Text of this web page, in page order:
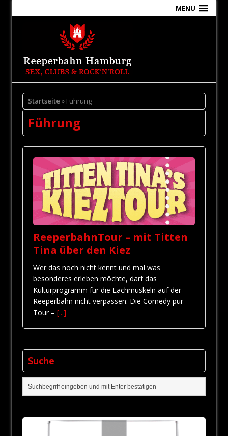
MENU
Startseite » Führung
Führung
ReeperbahnTour – mit Titten
Tina über den Kiez
Wer das noch nicht kennt und mal was
besonderes erleben möchte, darf das
Kulturprogramm für die Lachmuskeln auf der
Reeperbahn nicht verpassen: Die Comedy pur
Tour – [...]
Suche